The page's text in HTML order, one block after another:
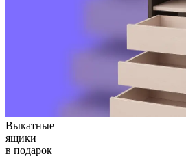
Выкатные
ящики
в подарок